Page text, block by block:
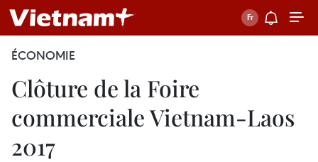
ÉCONOMIE
Clôture de la Foire
commerciale Vietnam-Laos
2017